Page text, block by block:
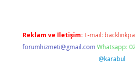
Reklam ve İletişim: E-mail:
forumhizmeti@gmail.com Whatsapp:
@karabul